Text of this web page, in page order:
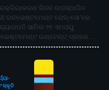
ଭିଜନ ଉପସ୍ଥାପିତ
ଇନଭେଷ୍ଟମେଣ୍ଟ ରୋଡ୍‌-ସୋ’ରେ
ସାମିଲ ୨୭ ଏମଓୟୁ
ଇଣ୍ଟେଣ୍ଟ୍ ଗ୍ରହଣ…